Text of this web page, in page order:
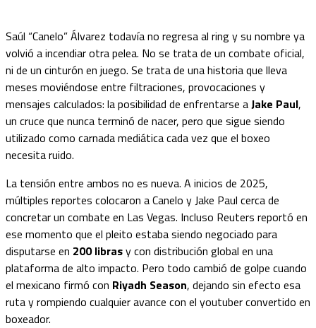
Saúl “Canelo” Álvarez todavía no regresa al ring y su nombre ya
volvió a incendiar otra pelea. No se trata de un combate oficial,
ni de un cinturón en juego. Se trata de una historia que lleva
meses moviéndose entre filtraciones, provocaciones y
mensajes calculados: la posibilidad de enfrentarse aJake Paul,
un cruce que nunca terminó de nacer, pero que sigue siendo
utilizado como carnada mediática cada vez que el boxeo
necesita ruido.
La tensión entre ambos no es nueva. A inicios de 2025,
múltiples reportes colocaron a Canelo y Jake Paul cerca de
concretar un combate en Las Vegas. Incluso Reuters reportó en
ese momento que el pleito estaba siendo negociado para
disputarse en 200 librasy con distribución global en una
plataforma de alto impacto. Pero todo cambió de golpe cuando
el mexicano firmó con Riyadh Season, dejando sin efecto esa
ruta y rompiendo cualquier avance con el youtuber convertido en
boxeador.